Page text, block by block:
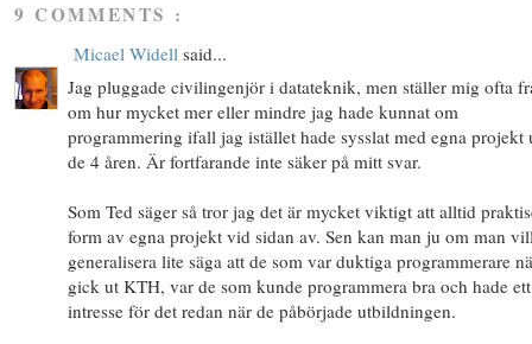
9 COMMENTS :
Micael Widell said...
Jag pluggade civilingenjör i datateknik, men ställer mig ofta
om hur mycket mer eller mindre jag hade kunnat om
programmering ifall jag istället hade sysslat med egna projekt
de 4 åren. Är fortfarande inte säker på mitt svar.
Som Ted säger så tror jag det är mycket viktigt att alltid
form av egna projekt vid sidan av. Sen kan man ju om man
generalisera lite säga att de som var duktiga programmerare
gick ut KTH, var de som kunde programmera bra och hade
intresse för det redan när de påbörjade utbildningen.